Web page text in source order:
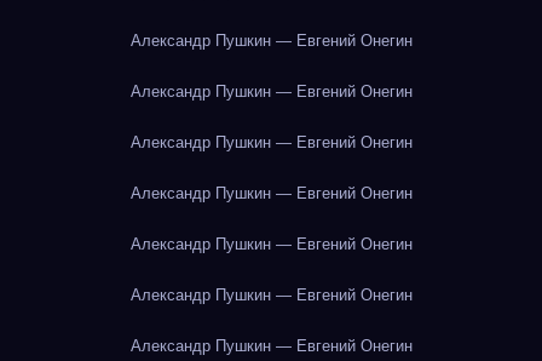
Александр Пушкин — Евгений Онегин
Александр Пушкин — Евгений Онегин
Александр Пушкин — Евгений Онегин
Александр Пушкин — Евгений Онегин
Александр Пушкин — Евгений Онегин
Александр Пушкин — Евгений Онегин
Александр Пушкин — Евгений Онегин